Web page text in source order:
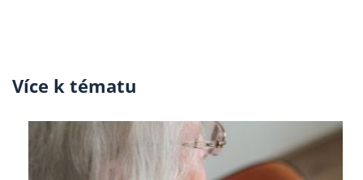
Více k tématu